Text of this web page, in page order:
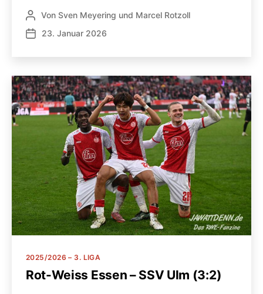
Beitragsautor
Von Sven Meyering und Marcel Rotzoll
Veröffentlichungsdatum
23. Januar 2026
Kategorien
2025/2026 – 3. LIGA
Rot-Weiss Essen – SSV Ulm (3:2)